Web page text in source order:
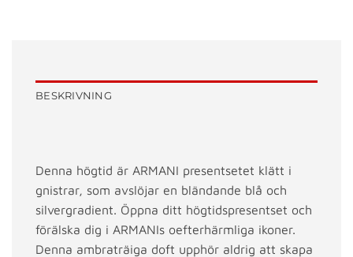
BESKRIVNING
Denna högtid är ARMANI presentsetet klätt i
gnistrar, som avslöjar en bländande blå och
silvergradient. Öppna ditt högtidspresentset och
förälska dig i ARMANIs oefterhärmliga ikoner.
Denna ambraträiga doft upphör aldrig att skapa